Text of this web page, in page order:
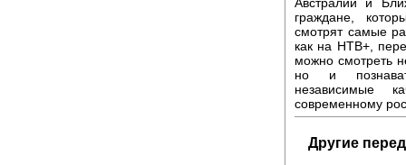
граждане,
смотрят самые
как на НТВ+,
можно смотреть
но и
независимые
современному
Другие